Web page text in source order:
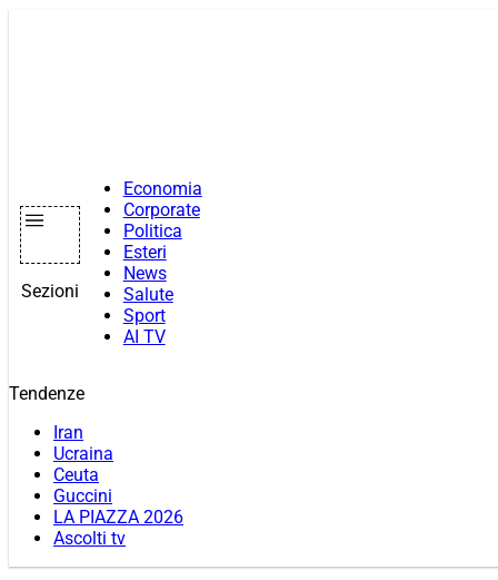
Sezioni
Economia
Corporate
Politica
Esteri
News
Salute
Sport
AI TV
Tendenze
Iran
Ucraina
Ceuta
Guccini
LA PIAZZA 2026
Ascolti tv